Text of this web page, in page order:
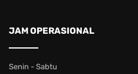
JAM OPERASIONAL
Senin - Sabtu